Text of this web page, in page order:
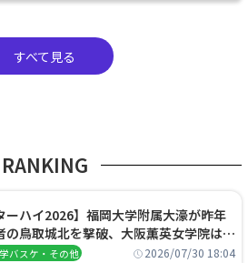
すべて見る
RANKING
ーハイ2026】福岡大学附属大濠が昨年
の鳥取城北を撃破、大阪薫英女学院は岐
完勝、大会3日目試合結果
バスケ・その他 2026/07/30 18:04